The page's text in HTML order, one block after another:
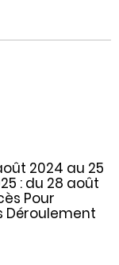
2024 au 25
: du 28 août
Pour
Déroulement